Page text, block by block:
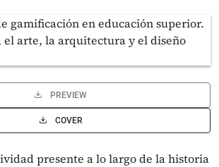
PREVIEW
COVER
presente a lo largo de la historia